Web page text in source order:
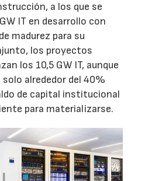
a los que se
IT en desarrollo con
madurez para su
los proyectos
los 10,5 GW IT, aunque
solo alrededor del 40%
de capital institucional
para materializarse.